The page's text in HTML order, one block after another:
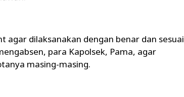
agar dilaksanakan dengan benar dan sesuai
para Kapolsek, Pama, agar
masing-masing.